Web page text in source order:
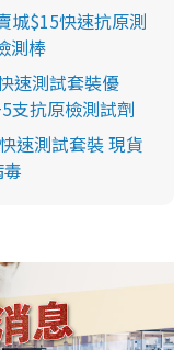
城$15快速抗原測
測棒
速測試套裝優
支抗原檢測試劑
速測試套裝 現貨